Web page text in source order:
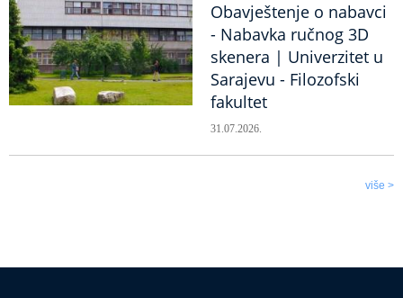
Obavještenje o nabavci
- Nabavka ručnog 3D
skenera | Univerzitet u
Sarajevu - Filozofski
fakultet
31.07.2026.
više >